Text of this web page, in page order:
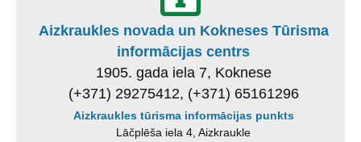
Aizkraukles novada un Kokneses Tūrisma
informācijas centrs
1905. gada iela 7, Koknese
(+371) 29275412, (+371) 65161296
Aizkraukles tūrisma informācijas punkts
Lāčplēša iela 4, Aizkraukle